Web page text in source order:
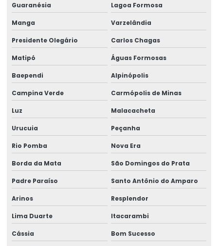
Rótulos Para Congelados
Rótulos Para Controle De Estoque
Rótulos Para Embalagens De Alimentos
Rótulos Para Etiquetagem De Produtos
Rótulos Para Produtos
Rótulos Para Setores Alimentícios
Rótulos Para Varejo Personalizados
Rótulos Personalizados
Rótulos Personalizados Para Negócios
Rótulos Termo Adesivos Para Comércio
Rótulos Termo Transferência
Guaranésia Lagoa Formosa
Manga Varzelândia
Presidente Olegário Carlos Chagas
Matipó Águas Formosas
Baependi Alpinópolis
Campina Verde Carmópolis de Minas
Luz Malacacheta
Urucuia Peçanha
Rio Pomba Nova Era
Borda da Mata São Domingos do Prata
Padre Paraíso Santo Antônio do Amparo
Arinos Resplendor
Lima Duarte Itacarambi
Cássia Bom Sucesso